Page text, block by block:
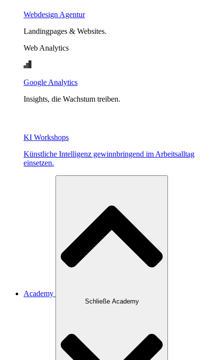
Webdesign Agentur
Landingpages & Websites.
Web Analytics
Google Analytics
Insights, die Wachstum treiben.
KI Workshops
Künstliche Intelligenz gewinnbringend im Arbeitsalltag
einsetzen.
Academy
Schließe Academy